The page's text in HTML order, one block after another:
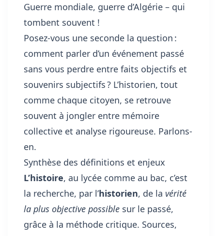
Guerre mondiale, guerre d’Algérie – qui
tombent souvent !
Posez-vous une seconde la question :
comment parler d’un événement passé
sans vous perdre entre faits objectifs et
souvenirs subjectifs ? L’historien, tout
comme chaque citoyen, se retrouve
souvent à jongler entre mémoire
collective et analyse rigoureuse. Parlons-
en.
Synthèse des définitions et enjeux
L’histoire, au lycée comme au bac, c’est
la recherche, par l’historien, de la vérité
la plus objective possible sur le passé,
grâce à la méthode critique. Sources,